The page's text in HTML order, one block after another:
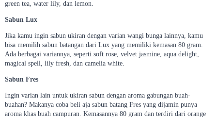
green tea, water lily, dan lemon.
Sabun Lux
Jika kamu ingin sabun ukiran dengan varian wangi bunga lainnya, kamu
bisa memilih sabun batangan dari Lux yang memiliki kemasan 80 gram.
Ada berbagai variannya, seperti soft rose, velvet jasmine, aqua delight,
magical spell, lily fresh, dan camelia white.
Sabun Fres
Ingin varian lain untuk ukiran sabun dengan aroma gabungan buah-
buahan? Makanya coba beli aja sabun batang Fres yang dijamin punya
aroma khas buah campuran. Kemasannya 80 gram dan terdiri dari orange